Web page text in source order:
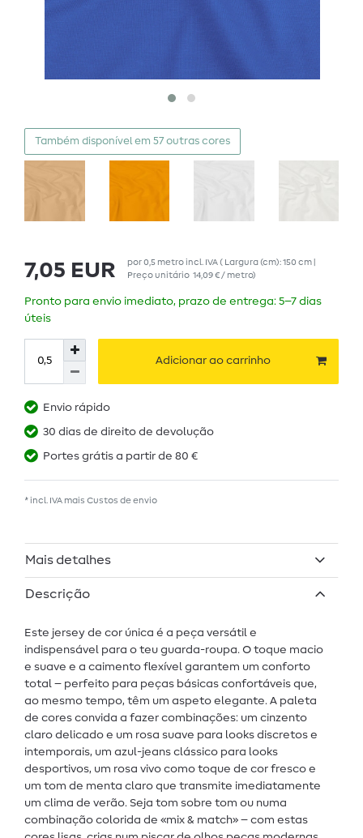
Também disponível em 57 outras cores
7,05 EUR por0,5 metroincl. IVA( Largura (cm): 150 cm |
Preço unitário 14,09 € / metro)
Pronto para envio imediato, prazo de entrega: 5–7 dias
úteis
Adicionar ao carrinho
Envio rápido
30 dias de direito de devolução
Portes grátis a partir de 80 €
* incl. IVA mais Custos de envio
Mais detalhes
Descrição
Este jersey de cor única é a peça versátil e
indispensável para o teu guarda-roupa. O toque macio
e suave e a caimento flexível garantem um conforto
total – perfeito para peças básicas confortáveis que,
ao mesmo tempo, têm um aspeto elegante. A paleta
de cores convida a fazer combinações: um cinzento
claro delicado e um rosa suave para looks discretos e
intemporais, um azul-jeans clássico para looks
desportivos, um rosa vivo como toque de cor fresco e
um tom de menta claro que transmite imediatamente
um clima de verão. Seja tom sobre tom ou numa
combinação colorida de «mix & match» – com estas